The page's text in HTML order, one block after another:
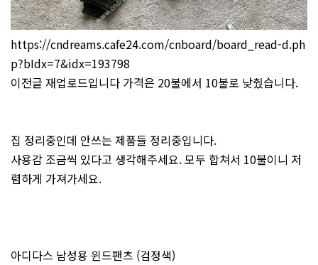
https://cndreams.cafe24.com/cnboard/board_read-d.ph
p?bIdx=7&idx=193798
이전글 재업로드입니다 가격은 20불에서 10불로 낮췄습니다.
집 정리중인데 안쓰는 제품들 정리중입니다.
사용감 조금씩 있다고 생각해주세요. 모두 합쳐서 10불이니 저
렴하게 가져가세요.
아디다스 남성용 윈드팬츠 (검정색)